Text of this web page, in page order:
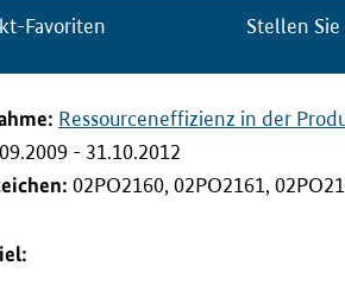
Favoriten Stellen
Ressourceneffizienz in der
- 31.10.2012
02PO2160, 02PO2161,